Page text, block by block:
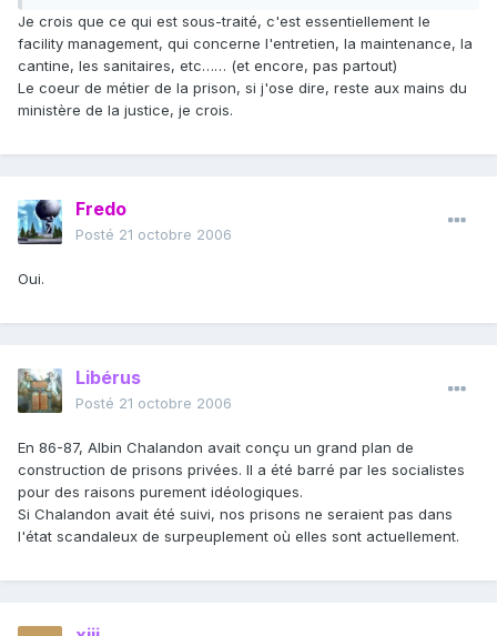
Je crois que ce qui est sous-traité, c'est essentiellement le
facility management, qui concerne l'entretien, la maintenance, la
cantine, les sanitaires, etc…… (et encore, pas partout)
Le coeur de métier de la prison, si j'ose dire, reste aux mains du
ministère de la justice, je crois.
Fredo
Posté 21 octobre 2006
Oui.
Libérus
Posté 21 octobre 2006
En 86-87, Albin Chalandon avait conçu un grand plan de
construction de prisons privées. Il a été barré par les socialistes
pour des raisons purement idéologiques.
Si Chalandon avait été suivi, nos prisons ne seraient pas dans
l'état scandaleux de surpeuplement où elles sont actuellement.